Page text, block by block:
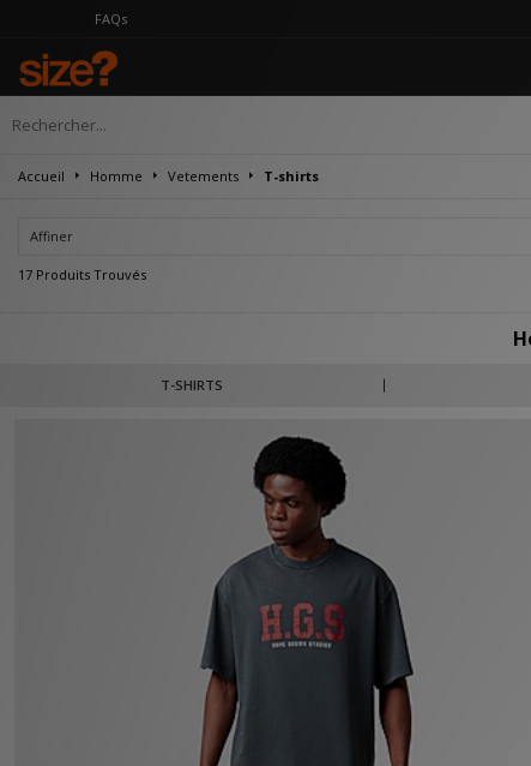
Accueil Homme Vetements T-shirts
Affiner
17 Produits Trouvés
T-SHIRTS
Depuis ses débuts, Home Grown est reconnue pour ses designs
tissus de qualité et